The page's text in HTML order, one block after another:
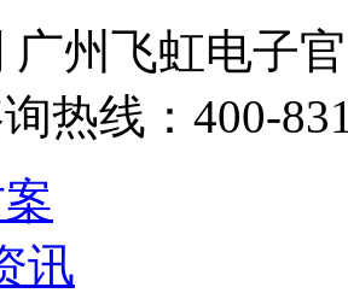
广州飞虹电子
热线：400-
讯